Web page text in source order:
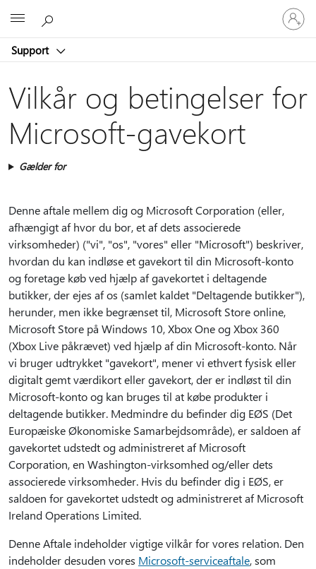
Support
Log
på
din
Vilkår og betingelser for
Microsoft-gavekort
Gælder for
Denne aftale mellem dig og Microsoft Corporation (eller,
afhængigt af hvor du bor, et af dets associerede
virksomheder) ("vi", "os", "vores" eller "Microsoft") beskriver,
hvordan du kan indløse et gavekort til din Microsoft-konto
og foretage køb ved hjælp af gavekortet i deltagende
butikker, der ejes af os (samlet kaldet "Deltagende butikker"),
herunder, men ikke begrænset til, Microsoft Store online,
Microsoft Store på Windows 10, Xbox One og Xbox 360
(Xbox Live påkrævet) ved hjælp af din Microsoft-konto. Når
vi bruger udtrykket "gavekort", mener vi ethvert fysisk eller
digitalt gemt værdikort eller gavekort, der er indløst til din
Microsoft-konto og kan bruges til at købe produkter i
deltagende butikker. Medmindre du befinder dig EØS (Det
Europæiske Økonomiske Samarbejdsområde), er saldoen af
gavekortet udstedt og administreret af Microsoft
Corporation, en Washington-virksomhed og/eller dets
associerede virksomheder. Hvis du befinder dig i EØS, er
saldoen for gavekortet udstedt og administreret af Microsoft
Ireland Operations Limited.
Denne Aftale indeholder vigtige vilkår for vores relation. Den
indeholder desuden vores Microsoft-serviceaftale, som